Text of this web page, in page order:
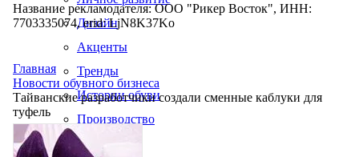
Дизайн
Акценты
Тренды
Истории обуви
Производство
Название рекламодателя: ООО "Рикер Восток", ИНН:
7703335074, erid: LjN8K37Ko
Главная
Новости обувного бизнеса
Тайванские разработчики создали сменные каблуки для
туфель